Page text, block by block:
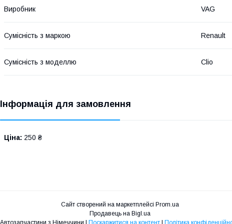
Виробник VAG
Сумісність з маркою Renault
Сумісність з моделлю Clio
Інформація для замовлення
Ціна: 250 ₴
Сайт створений на маркетплейсі Prom.ua
Продавець на Bigl.ua
Автозапчастини з Німеччини | Поскаржитися на контент | Політика